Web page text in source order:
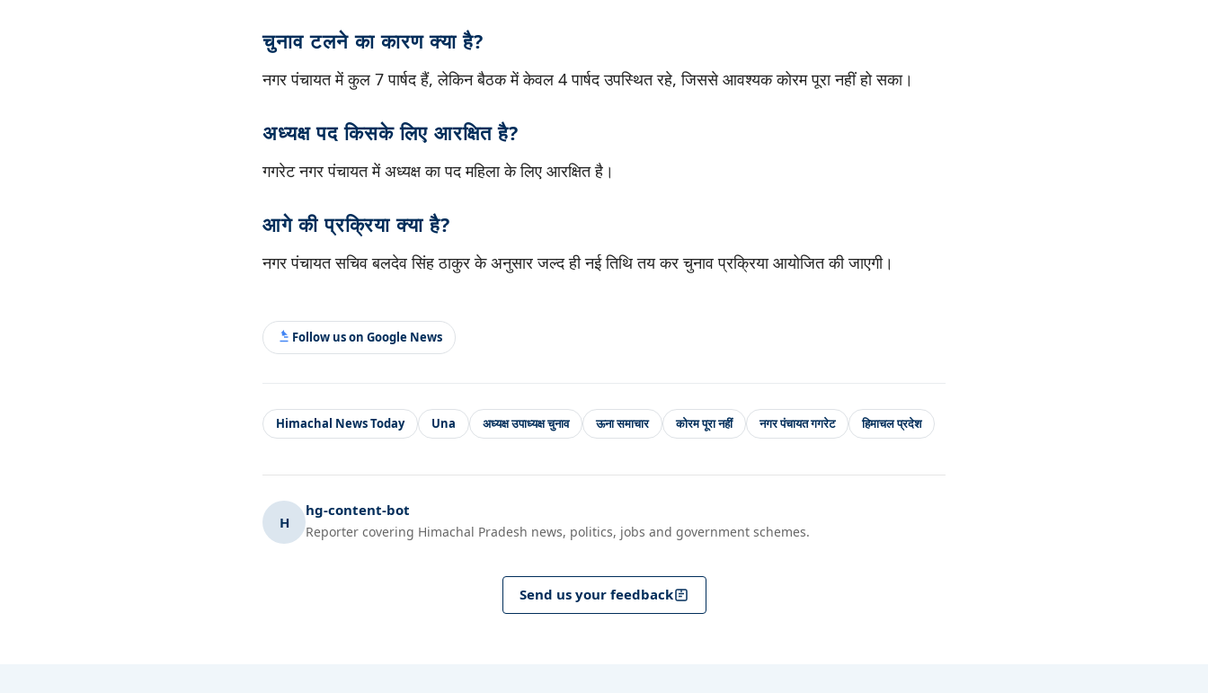
चुनाव टलने का कारण क्या है?
नगर पंचायत में कुल 7 पार्षद हैं, लेकिन बैठक में केवल 4 पार्षद उपस्थित रहे, जिससे आवश्यक कोरम पूरा नहीं हो सका।
अध्यक्ष पद किसके लिए आरक्षित है?
गगरेट नगर पंचायत में अध्यक्ष का पद महिला के लिए आरक्षित है।
आगे की प्रक्रिया क्या है?
नगर पंचायत सचिव बलदेव सिंह ठाकुर के अनुसार जल्द ही नई तिथि तय कर चुनाव प्रक्रिया आयोजित की जाएगी।
Follow us on Google News
Himachal News Today Una अध्यक्ष उपाध्यक्ष चुनाव ऊना समाचार कोरम पूरा नहीं नगर पंचायत गगरेट हिमाचल प्रदेश
H
hg-content-bot
Reporter covering Himachal Pradesh news, politics, jobs and government schemes.
Send us your feedback